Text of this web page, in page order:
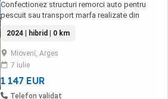
Confectionez structuri remorci auto pentru
pescuit sau transport marfa realizate din
grosime de 2,5 cm podeaua separate Fata de
remorca usi geamuri plase tantari tape
podeaua separata Fata de remorca Structura
este detasabila de remorca pret in functie de
dimensiunile ...
2024 | hibrid | 0 km
Mioveni, Arges
7 iulie
1 147 EUR
Telefon validat